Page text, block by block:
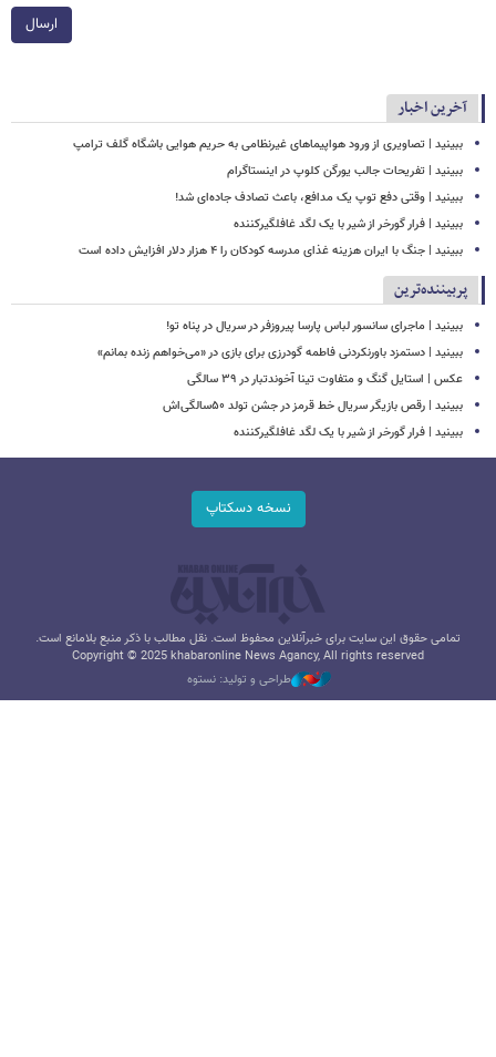
ارسال
آخرین اخبار
ببینید | تصاویری از ورود هواپیماهای غیرنظامی به حریم هوایی باشگاه گلف ترامپ
ببینید | تفریحات جالب یورگن کلوپ در اینستاگرام
ببینید | وقتی دفع توپ یک مدافع، باعث تصادف جاده‌ای شد!
ببینید | فرار گورخر از شیر با یک لگد غافلگیرکننده
ببینید | جنگ با ایران هزینه غذای مدرسه کودکان را ۴ هزار دلار افزایش داده است
پربیننده‌ترین
ببینید | ماجرای سانسور لباس پارسا پیروزفر در سریال در پناه تو!
ببینید | دستمزد باورنکردنی فاطمه گودرزی برای بازی در «می‌خواهم زنده بمانم»
عکس | استایل گنگ و متفاوت تینا آخوندتبار در ۳۹ سالگی
ببینید | رقص بازیگر سریال خط قرمز در جشن تولد ۵۰سالگی‌اش
ببینید | فرار گورخر از شیر با یک لگد غافلگیرکننده
نسخه دسکتاپ
تمامی حقوق این سایت برای خبرآنلاین محفوظ است. نقل مطالب با ذکر منبع بلامانع است.
Copyright © 2025 khabaronline News Agancy, All rights reserved
طراحی و تولید: نستوه